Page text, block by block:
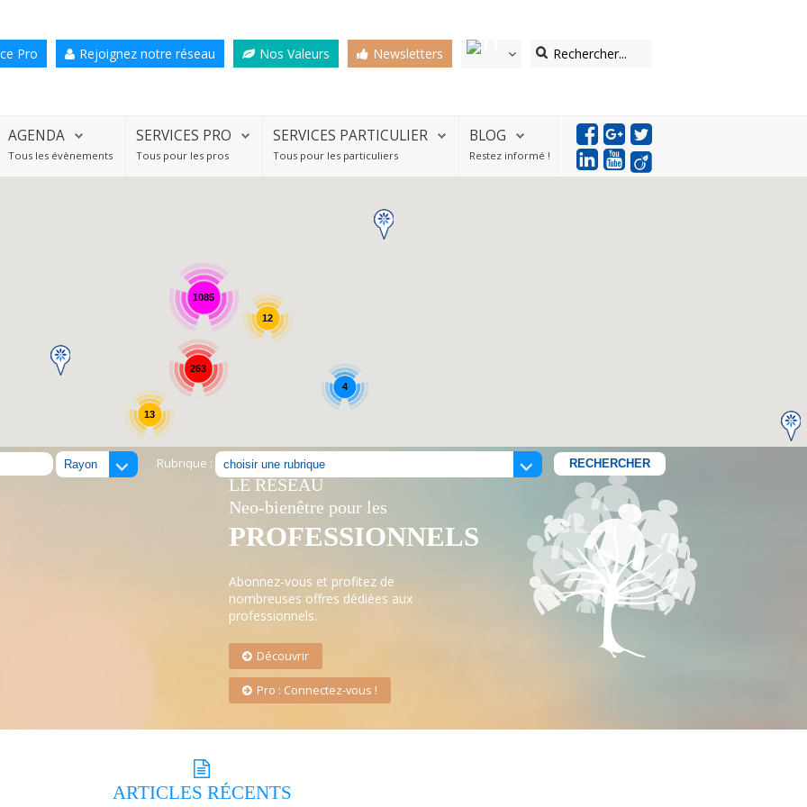
Pro Rejoignez notre réseau Nos Valeurs Newsletters
AGENDA
Tous les évènements
SERVICES PRO
Tous pour les pros
SERVICES PARTICULIER
Tous pour les particuliers
BLOG
Restez informé !
1085
13
263
4
12
Rubrique :
LE RÉSEAU
Neo-bienêtre pour les
PROFESSIONNELS
Abonnez-vous et profitez de
nombreuses offres dédiées aux
professionnels.
Découvrir
Pro : Connectez-vous !
ARTICLES RÉCENTS